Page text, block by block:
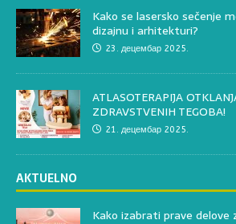
Kako se lasersko sečenje
dizajnu i arhitekturi?
23. децембар 2025.
ATLASOTERAPIJA
ZDRAVSTVENIH TEGOBA!
21. децембар 2025.
AKTUELNO
Kako izabrati prave